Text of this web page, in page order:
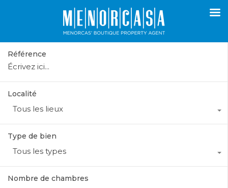
Référence
Localité
Tous les lieux
Type de bien
Tous les types
Nombre de chambres